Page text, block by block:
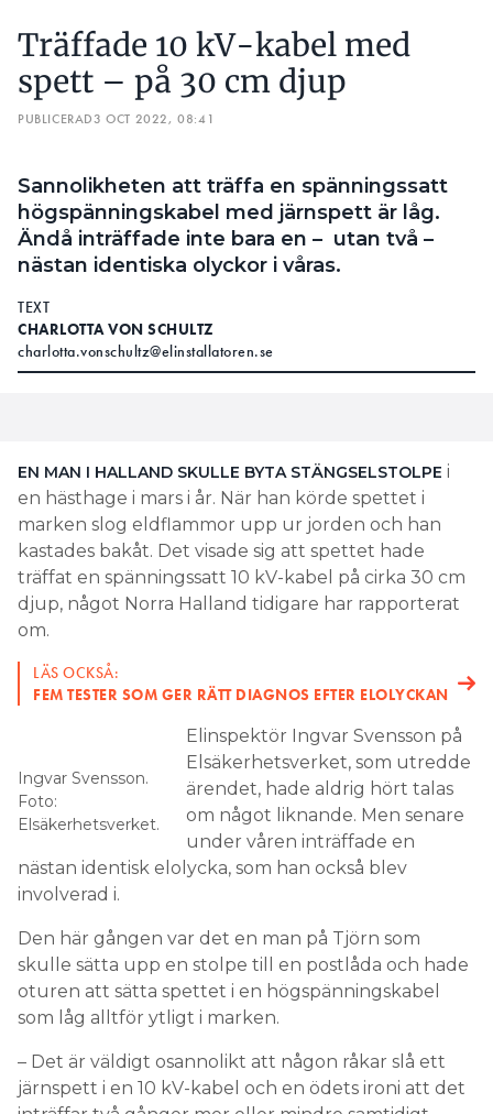
Träffade 10 kV-kabel med
spett – på 30 cm djup
PUBLICERAD3 OCT 2022, 08:41
Sannolikheten att träffa en spänningssatt
högspänningskabel med järnspett är låg.
Ändå inträffade inte bara en – utan två –
nästan identiska olyckor i våras.
TEXT
CHARLOTTA VON SCHULTZ
charlotta.vonschultz@elinstallatoren.se
EN MAN I HALLAND SKULLE BYTA STÄNGSELSTOLPE i
en hästhage i mars i år. När han körde spettet i
marken slog eldflammor upp ur jorden och han
kastades bakåt. Det visade sig att spettet hade
träffat en spänningssatt 10 kV-kabel på cirka 30 cm
djup, något Norra Halland tidigare har rapporterat
om.
LÄS OCKSÅ:
FEM TESTER SOM GER RÄTT DIAGNOS EFTER ELOLYCKAN
Ingvar Svensson.
Foto:
Elsäkerhetsverket.
Elinspektör Ingvar Svensson på
Elsäkerhetsverket, som utredde
ärendet, hade aldrig hört talas
om något liknande. Men senare
under våren inträffade en
nästan identisk elolycka, som han också blev
involverad i.
Den här gången var det en man på Tjörn som
skulle sätta upp en stolpe till en postlåda och hade
oturen att sätta spettet i en högspänningskabel
som låg alltför ytligt i marken.
– Det är väldigt osannolikt att någon råkar slå ett
järnspett i en 10 kV-kabel och en ödets ironi att det